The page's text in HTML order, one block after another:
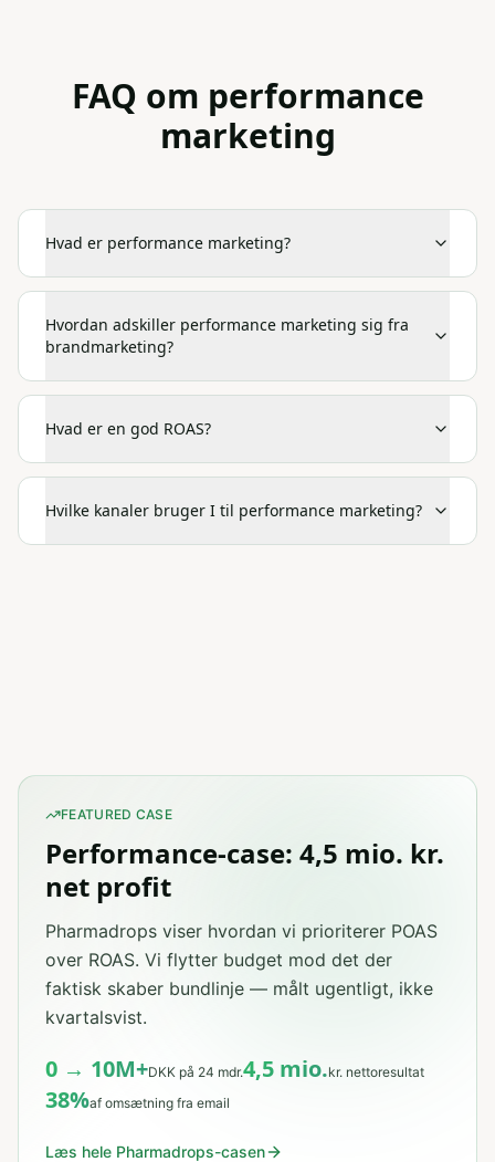
FAQ om performance
marketing
Hvad er performance marketing?
Hvordan adskiller performance marketing sig fra
brandmarketing?
Hvad er en god ROAS?
Hvilke kanaler bruger I til performance marketing?
FEATURED CASE
Performance-case: 4,5 mio. kr.
net profit
Pharmadrops viser hvordan vi prioriterer POAS
over ROAS. Vi flytter budget mod det der
faktisk skaber bundlinje — målt ugentligt, ikke
kvartalsvist.
0 → 10M+DKK på 24 mdr.4,5 mio.kr. nettoresultat
38%af omsætning fra email
Læs hele Pharmadrops-casen